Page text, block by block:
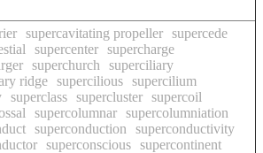
supercavitating propeller supercede
supercenter supercharge
superchurch
superciliary
ridge supercilious supercilium
superclass supercluster supercoil
supercolumnar supercolumniation
superconduction
superconductivity
superconscious supercontinent